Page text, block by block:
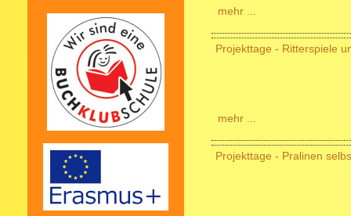
mehr ...
Projekttage - Ritterspiele
mehr ...
Projekttage - Pralinen